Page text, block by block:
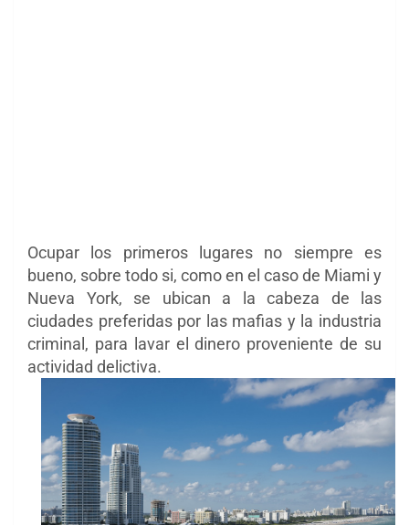
Ocupar los primeros lugares no siempre es
bueno, sobre todo si, como en el caso de Miami y
Nueva York, se ubican a la cabeza de las
ciudades preferidas por las mafias y la industria
criminal, para lavar el dinero proveniente de su
actividad delictiva.